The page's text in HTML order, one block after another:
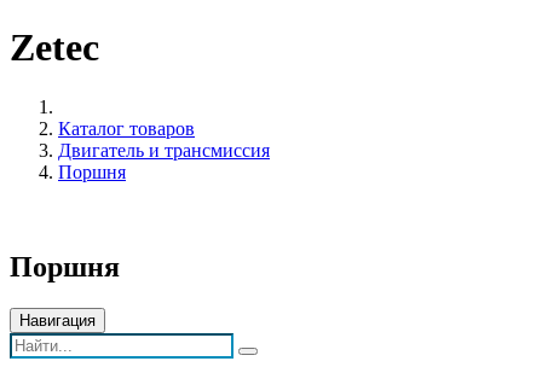
Zetec
Каталог товаров
Двигатель и трансмиссия
Поршня
Поршня
Навигация